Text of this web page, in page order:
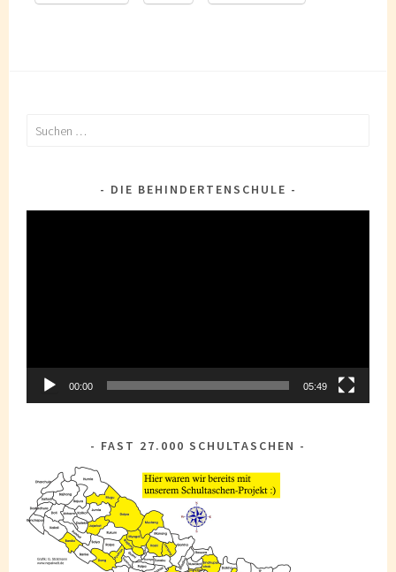
Suchen
DIE BEHINDERTENSCHULE
00:00 05:49
FAST 27.000 SCHULTASCHEN